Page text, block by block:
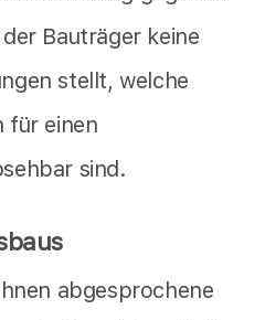
Bauträger keine
stellt, welche
für einen
sind.
abgesprochene